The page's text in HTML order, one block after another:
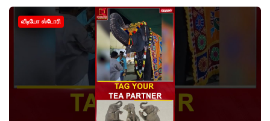
வீடியோ ஸ்டோரி